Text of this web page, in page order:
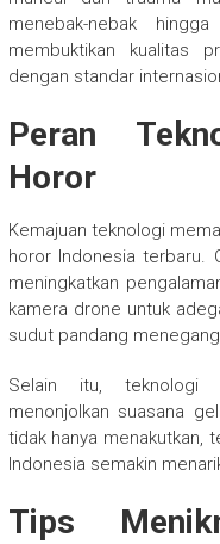
menebak-nebak
membuktikan kualitas
dengan standar
Peran
Horor
Kemajuan teknologi
horor Indonesia terbaru.
meningkatkan
kamera drone untuk
sudut pandang
Selain itu, teknologi
menonjolkan suasana
tidak hanya menakutkan,
Indonesia semakin
Tips